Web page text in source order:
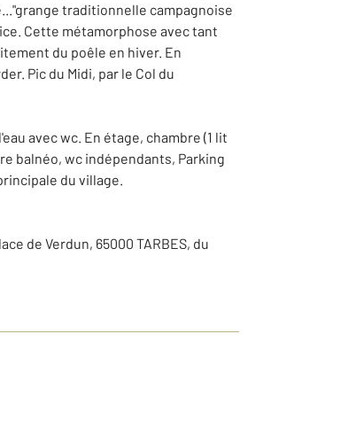
traditionnelle campagnoise
Cette métamorphose avec tant
du poêle en hiver. En
Pic du Midi, par le Col du
avec wc. En étage, chambre (1 lit
balnéo, wc indépendants, Parking
du village.
de Verdun, 65000 TARBES, du